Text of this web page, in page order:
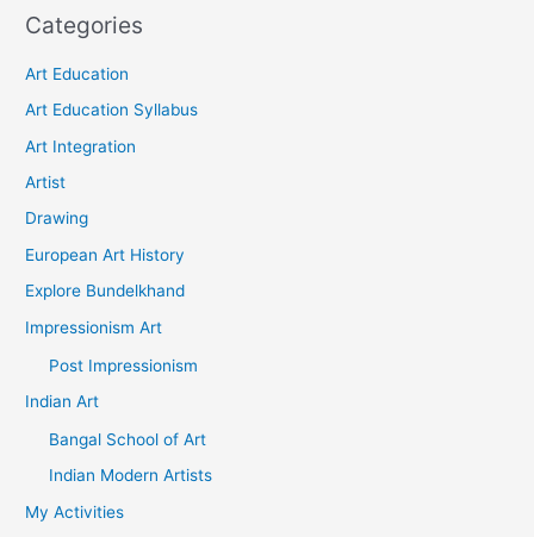
Categories
Art Education
Art Education Syllabus
Art Integration
Artist
Drawing
European Art History
Explore Bundelkhand
Impressionism Art
Post Impressionism
Indian Art
Bangal School of Art
Indian Modern Artists
My Activities